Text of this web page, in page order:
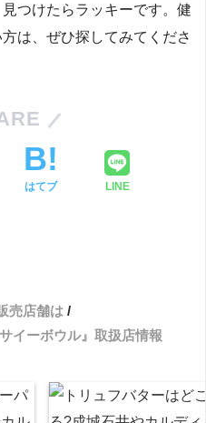
つけたらラッキーです。健
は、ぜひ探してみてくださ
はてブ LINE
売店舗は
イーボウル』取扱店情報